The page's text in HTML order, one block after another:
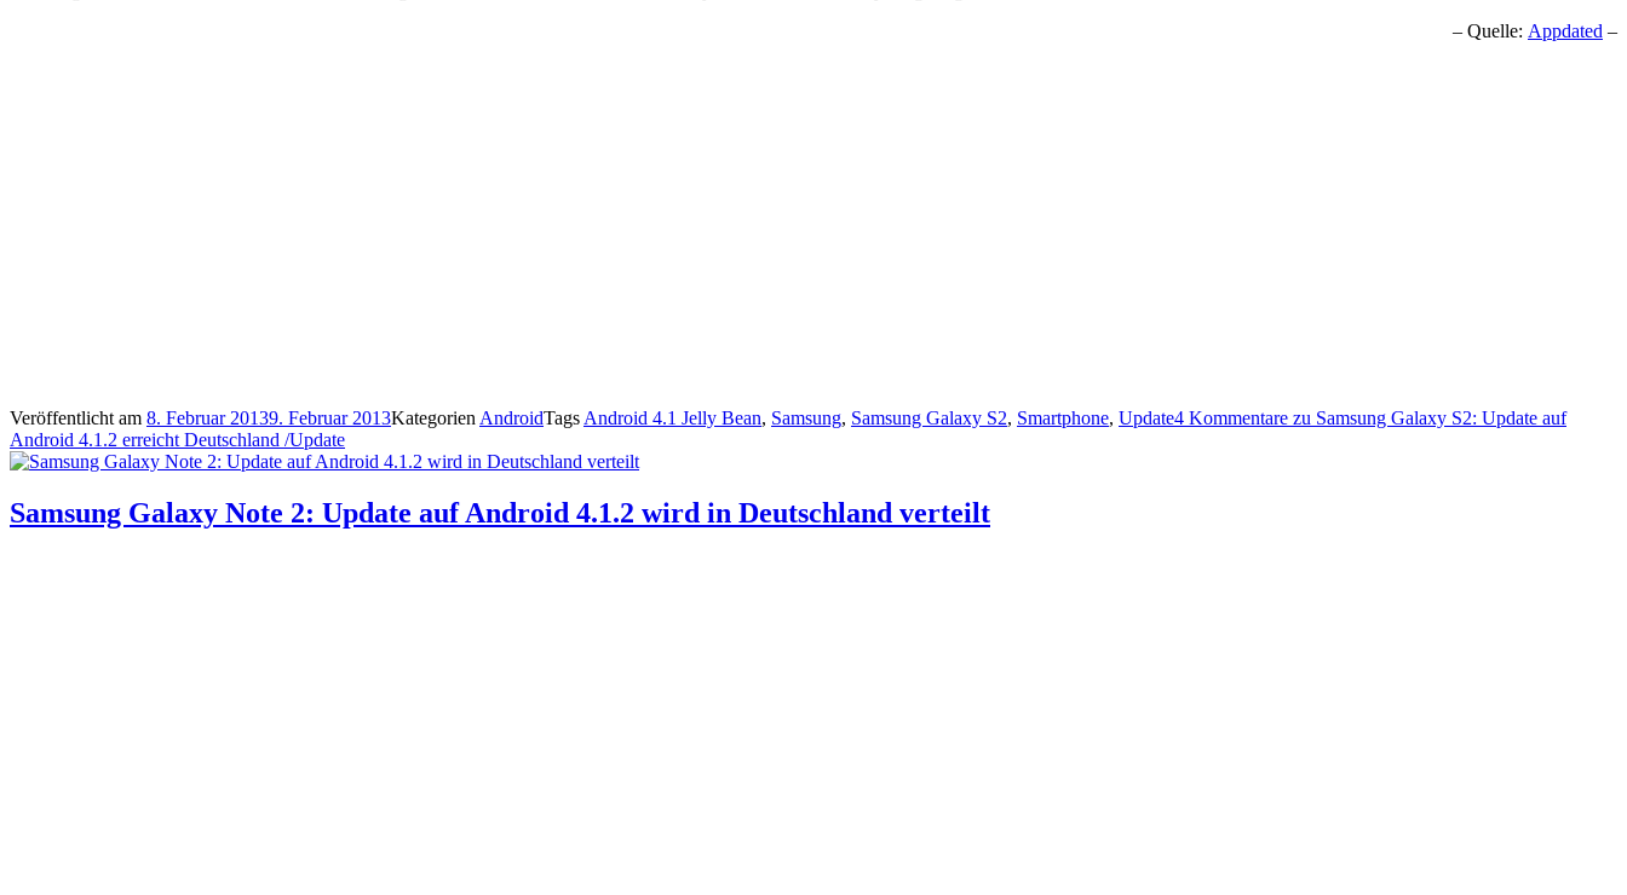
– Quelle: Appdated –
Veröffentlicht am 8. Februar 20139. Februar 2013Kategorien AndroidTags Android 4.1 Jelly Bean, Samsung, Samsung Galaxy S2, Smartphone, Update4 Kommentare zu Samsung Galaxy S2: Update auf
Android 4.1.2 erreicht Deutschland /Update
Samsung Galaxy Note 2: Update auf Android 4.1.2 wird in Deutschland verteilt